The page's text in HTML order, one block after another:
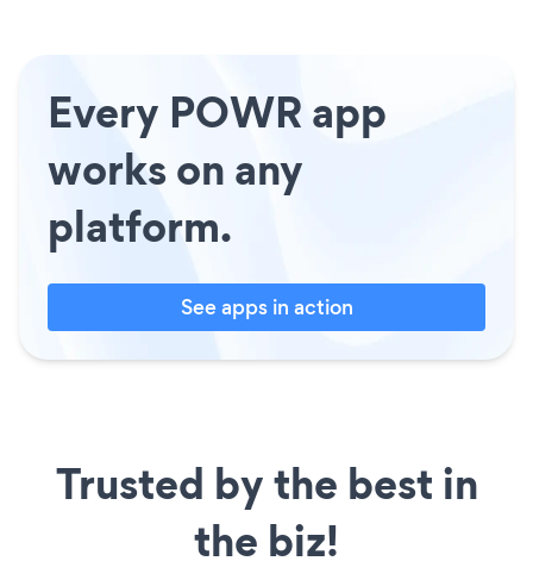
Every POWR app
works on any
platform.
See apps in action
Trusted by the best in
the biz!